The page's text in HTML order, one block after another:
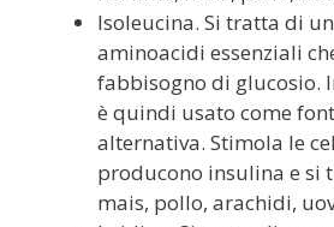
Isoleucina. Si tratta di
aminoacidi essenziali
fabbisogno di glucosio.
è quindi usato come
alternativa. Stimola le
producono insulina e si
mais, pollo, arachidi,